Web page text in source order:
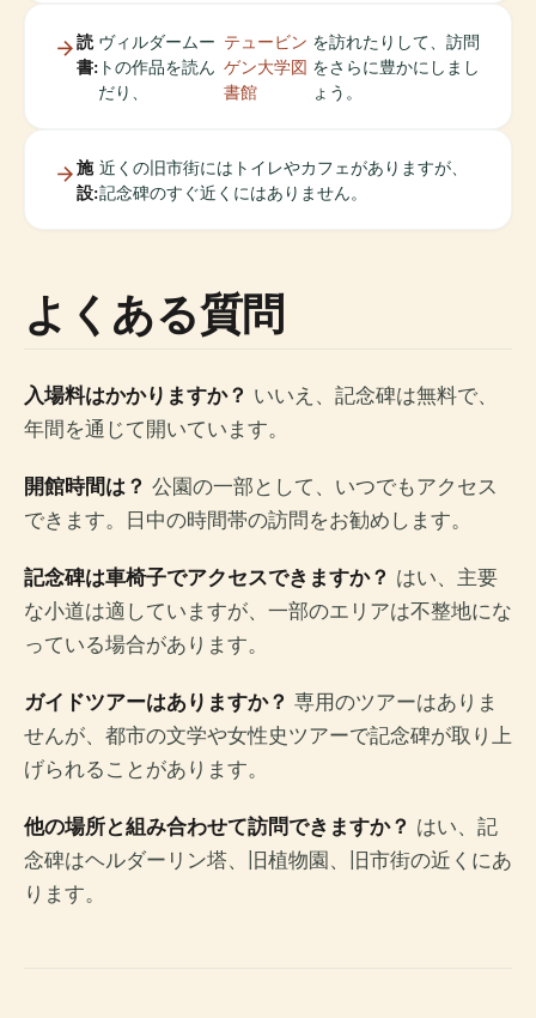
読
書:
ヴィルダームー
トの作品を読ん
だり、
テュービン
ゲン大学図
書館
を訪れたりして、訪問
をさらに豊かにしまし
ょう。
施
設:
近くの旧市街にはトイレやカフェがありますが、
記念碑のすぐ近くにはありません。
よくある質問
入場料はかかりますか？ いいえ、記念碑は無料で、
年間を通じて開いています。
開館時間は？ 公園の一部として、いつでもアクセス
できます。日中の時間帯の訪問をお勧めします。
記念碑は車椅子でアクセスできますか？ はい、主要
な小道は適していますが、一部のエリアは不整地にな
っている場合があります。
ガイドツアーはありますか？ 専用のツアーはありま
せんが、都市の文学や女性史ツアーで記念碑が取り上
げられることがあります。
他の場所と組み合わせて訪問できますか？ はい、記
念碑はヘルダーリン塔、旧植物園、旧市街の近くにあ
ります。